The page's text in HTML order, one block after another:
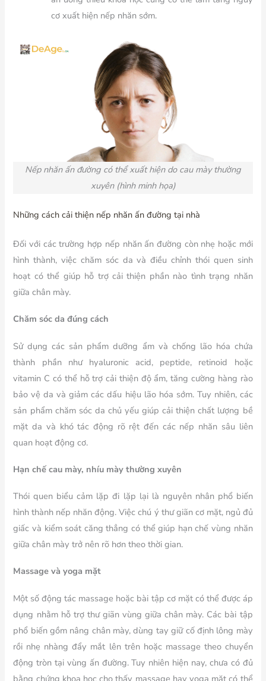
cơ xuất hiện nếp nhăn sớm.
Nếp nhăn ấn đường có thể xuất hiện do cau mày thường
xuyên (hình minh họa)
Những cách cải thiện nếp nhăn ấn đường tại nhà
Đối với các trường hợp nếp nhăn ấn đường còn nhẹ hoặc mới
hình thành, việc chăm sóc da và điều chỉnh thói quen sinh
hoạt có thể giúp hỗ trợ cải thiện phần nào tình trạng nhăn
giữa chân mày.
Chăm sóc da đúng cách
Sử dụng các sản phẩm dưỡng ẩm và chống lão hóa chứa
thành phần như hyaluronic acid, peptide, retinoid hoặc
vitamin C có thể hỗ trợ cải thiện độ ẩm, tăng cường hàng rào
bảo vệ da và giảm các dấu hiệu lão hóa sớm. Tuy nhiên, các
sản phẩm chăm sóc da chủ yếu giúp cải thiện chất lượng bề
mặt da và khó tác động rõ rệt đến các nếp nhăn sâu liên
quan hoạt động cơ.
Hạn chế cau mày, nhíu mày thường xuyên
Thói quen biểu cảm lặp đi lặp lại là nguyên nhân phổ biến
hình thành nếp nhăn động. Việc chú ý thư giãn cơ mặt, ngủ đủ
giấc và kiểm soát căng thẳng có thể giúp hạn chế vùng nhăn
giữa chân mày trở nên rõ hơn theo thời gian.
Massage và yoga mặt
Một số động tác massage hoặc bài tập cơ mặt có thể được áp
dụng nhằm hỗ trợ thư giãn vùng giữa chân mày. Các bài tập
phổ biến gồm nâng chân mày, dùng tay giữ cố định lông mày
rồi nhẹ nhàng đẩy mắt lên trên hoặc massage theo chuyển
động tròn tại vùng ấn đường. Tuy nhiên hiện nay, chưa có đủ
bằng chứng khoa học cho thấy massage hay yoga mặt có thể